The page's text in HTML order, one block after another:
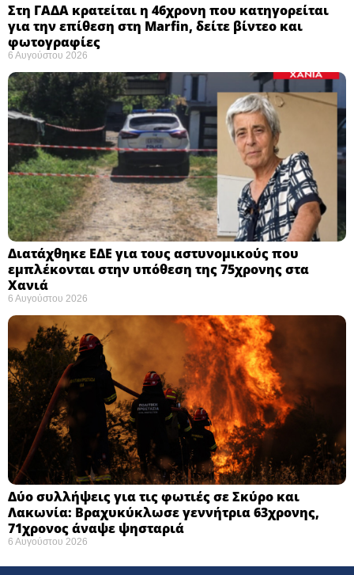
Στη ΓΑΔΑ κρατείται η 46χρονη που κατηγορείται
για την επίθεση στη Marfin, δείτε βίντεο και
φωτογραφίες
6 Αυγούστου 2026
Διατάχθηκε ΕΔΕ για τους αστυνομικούς που
εμπλέκονται στην υπόθεση της 75χρονης στα
Χανιά
6 Αυγούστου 2026
Δύο συλλήψεις για τις φωτιές σε Σκύρο και
Λακωνία: Βραχυκύκλωσε γεννήτρια 63χρονης,
71χρονος άναψε ψησταριά
6 Αυγούστου 2026